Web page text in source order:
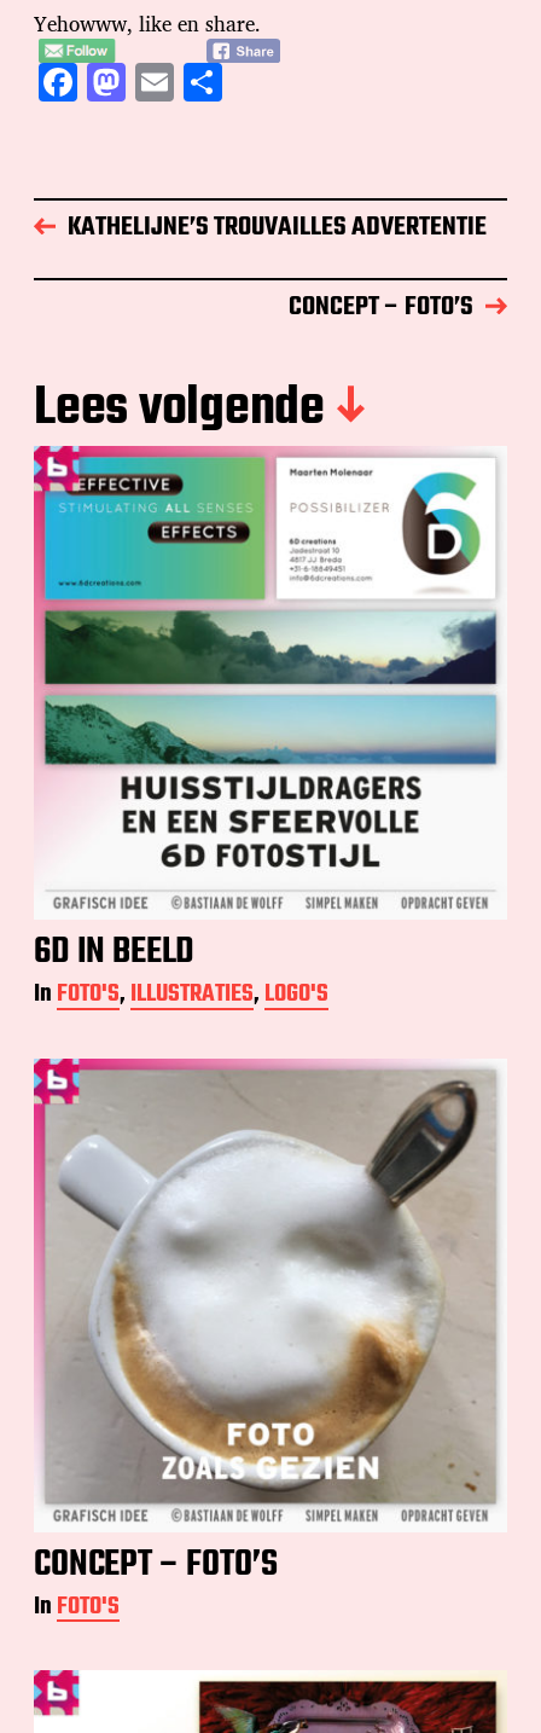
Yehowww, like en share.
F
ac
b
o
o
M
as
d
o
n
E
m
l
D
n
KATHELIJNE’S TROUVAILLES ADVERTENTIE
CONCEPT – FOTO’S
Lees volgende
6D IN BEELD
InFOTO'S,ILLUSTRATIES,LOGO'S
CONCEPT – FOTO’S
InFOTO'S